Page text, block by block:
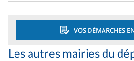
VOS DÉMARCHES
Les autres mairies du